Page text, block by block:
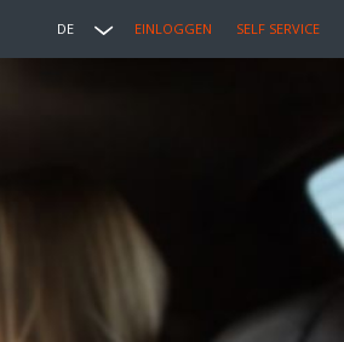
DE EINLOGGEN SELF SERVICE